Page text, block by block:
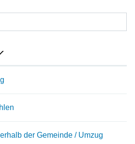
der Gemeinde / Umzug